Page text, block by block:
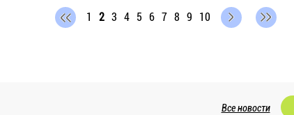
1 2 3 4 5 6 7 8 9 10
Все новости